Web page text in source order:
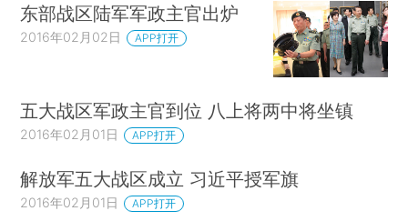
东部战区陆军军政主官出炉
2016年02月02日 APP打开
五大战区军政主官到位 八上将两中将坐镇
2016年02月01日 APP打开
解放军五大战区成立 习近平授军旗
2016年02月01日 APP打开